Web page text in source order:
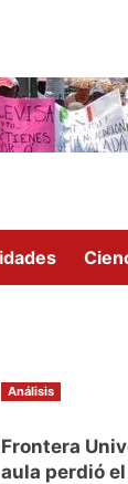
Análisis
Frontera
aula perdió